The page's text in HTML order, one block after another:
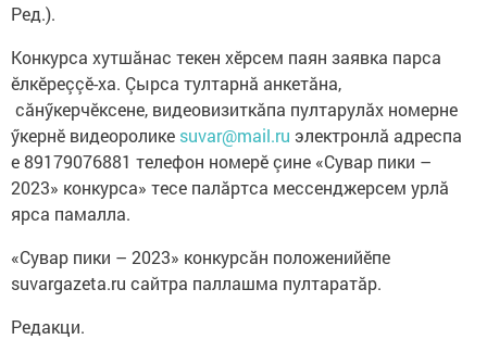
Ред.).
Конкурса хутшăнас текен хӗрсем паян заявка парса
ӗлкӗреççӗ-ха. Çырса тултарнă анкетăна,
сăнӳкерчӗксене, видеовизиткăпа пултарулăх номерне
ӳкернӗ видеоролике suvar@mail.ru электронлă адреспа
е 89179076881 телефон номерӗ çине «Сувар пики –
2023» конкурса» тесе палăртса мессенджерсем урлă
ярса памалла.
«Сувар пики – 2023» конкурсăн положенийӗпе
suvargazeta.ru сайтра паллашма пултаратăр.
Редакци.